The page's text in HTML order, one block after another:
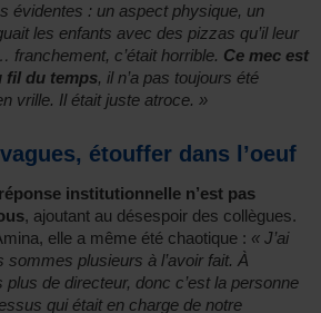
évidentes : un aspect physique, un
les enfants avec des pizzas qu’il leur
c’était horrible. Ce mec est
fil du temps, il n’a pas toujours été
vrille. Il était juste atroce. »
étouffer dans l’oeuf
institutionnelle n’est pas
, ajoutant au désespoir des collègues.
elle a même été chaotique : « J’ai
plusieurs à l’avoir fait. À
plus de directeur, donc c’est la personne
qui était en charge de notre